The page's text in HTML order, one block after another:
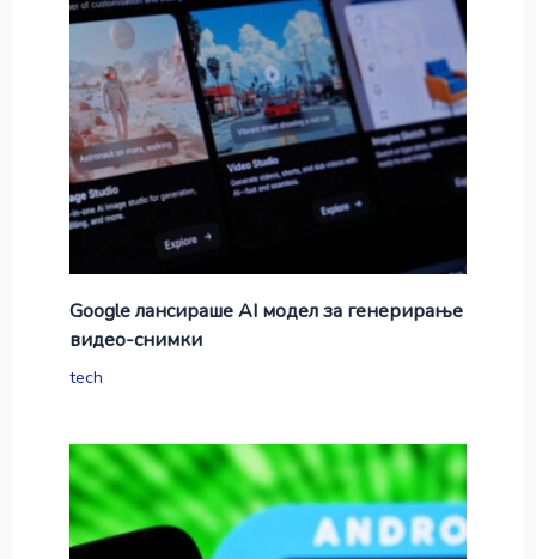
Google лансираше AI модел за генерирање
видео-снимки
tech